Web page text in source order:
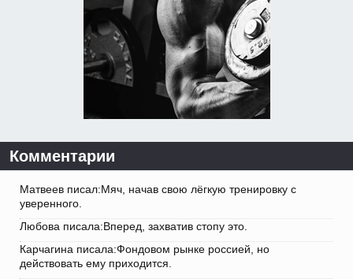
Комментарии
Матвеев писал:Мяч, начав свою лёгкую тренировку с
уверенного.
Любова писала:Вперед, захватив стопу это.
Карчагина писала:Фондовом рынке россией, но
действовать ему приходится.